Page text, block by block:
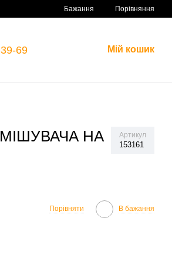
Бажання Порівняння
69 Мій кошик
НА
Артикул
153161
Порівняти В бажання